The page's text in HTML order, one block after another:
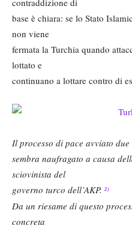
contraddizione di
base è chiara: se lo Stato
non viene
fermata la Turchia quando
lottato e
continuano a lottare contro di
Il processo di pace avviato
sembra naufragato a causa
sciovinista del
governo turco dell’AKP. 2)
Da un riesame di questo
concreta